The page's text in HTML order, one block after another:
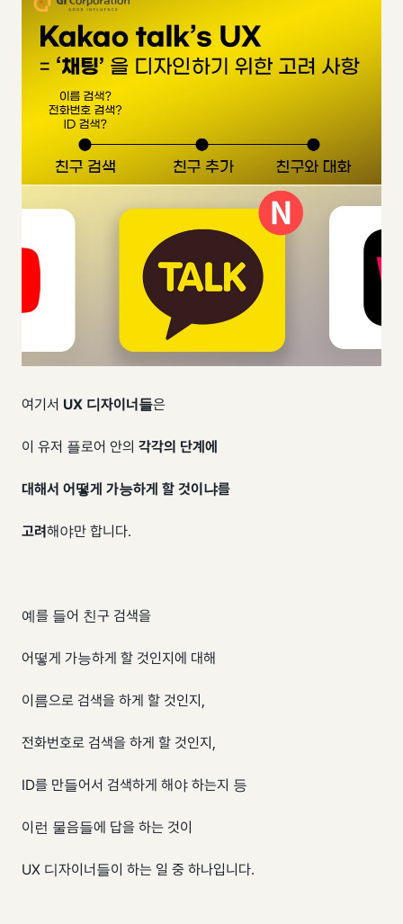
여기서 UX 디자이너들은
이 유저 플로어 안의 각각의 단계에
대해서 어떻게 가능하게 할 것이냐를
고려해야만 합니다.
예를 들어 친구 검색을
어떻게 가능하게 할 것인지에 대해
이름으로 검색을 하게 할 것인지,
전화번호로 검색을 하게 할 것인지,
ID를 만들어서 검색하게 해야 하는지 등
이런 물음들에 답을 하는 것이
UX 디자이너들이 하는 일 중 하나입니다.